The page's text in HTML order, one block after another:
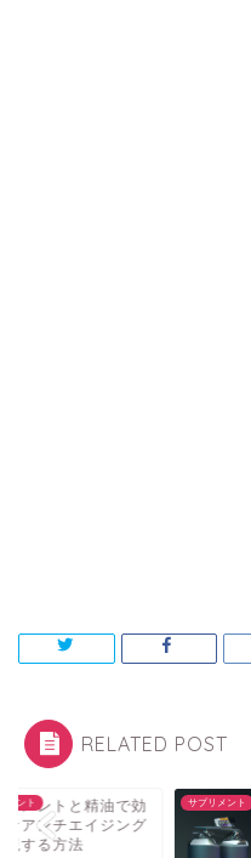
RELATED POST
メント
リメントと精油で効
なアンチエイジング
現する方法
サプリメント